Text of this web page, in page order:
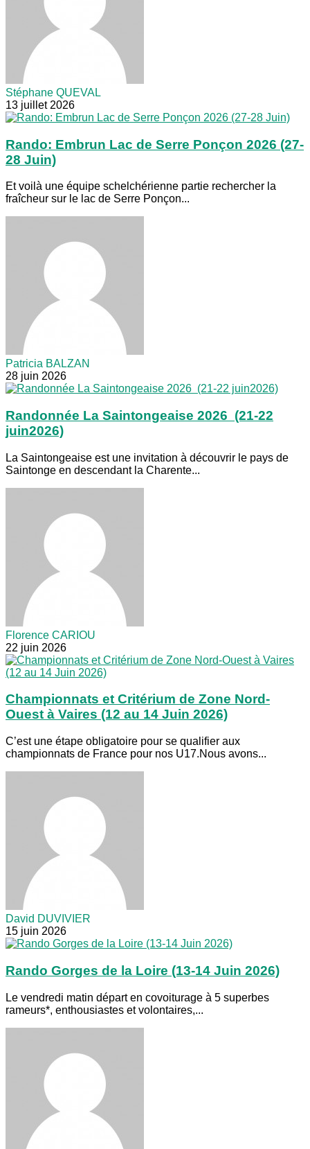
Stéphane QUEVAL
13 juillet 2026
Rando: Embrun Lac de Serre Ponçon 2026 (27-
28 Juin)
Et voilà une équipe schelchérienne partie rechercher la
fraîcheur sur le lac de Serre Ponçon...
Patricia BALZAN
28 juin 2026
Randonnée La Saintongeaise 2026 (21-22
juin2026)
La Saintongeaise est une invitation à découvrir le pays de
Saintonge en descendant la Charente...
Florence CARIOU
22 juin 2026
Championnats et Critérium de Zone Nord-
Ouest à Vaires (12 au 14 Juin 2026)
C’est une étape obligatoire pour se qualifier aux
championnats de France pour nos U17.Nous avons...
David DUVIVIER
15 juin 2026
Rando Gorges de la Loire (13-14 Juin 2026)
Le vendredi matin départ en covoiturage à 5 superbes
rameurs*, enthousiastes et volontaires,...